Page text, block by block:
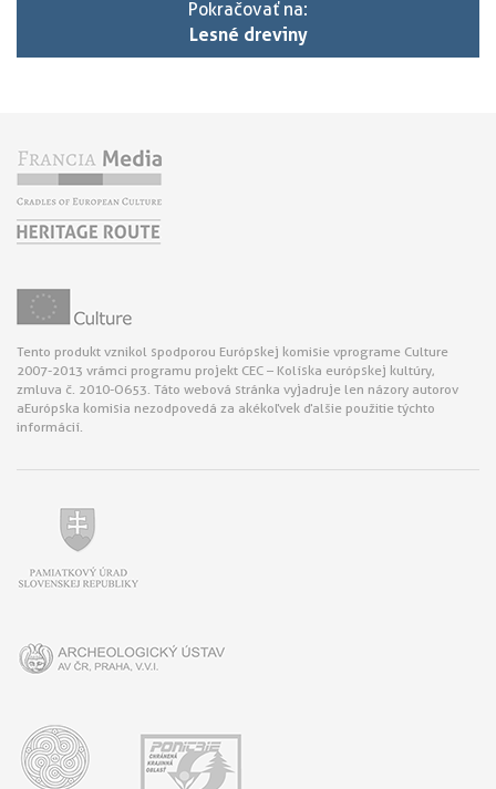
Pokračovať na:
Lesné dreviny
Tento produkt vznikol s podporou Európskej komisie v programe Culture
2007-2013 v rámci programu projekt CEC – Kolíska európskej kultúry,
zmluva č. 2010-O653. Táto webová stránka vyjadruje len názory autorov
a Európska komisia nezodpovedá za akékoľvek ďalšie použitie týchto
informácií.